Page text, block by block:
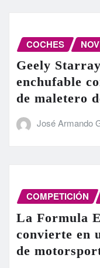
COCHES
Geely
enchufable
de maletero
José Armando
COMPETICIÓN
La Formula
convierte en
de